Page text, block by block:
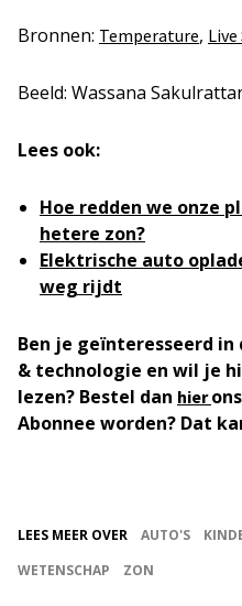
Bronnen: Temperature, Live
Beeld: Wassana
Lees ook:
Hoe redden we onze
hetere zon?
Elektrische auto
weg rijdt
Ben je geïnteresseerd
& technologie en wil je
lezen? Bestel dan hier
Abonnee worden? Dat
LEES MEER OVER AUTO'S
WETENSCHAP
ZON